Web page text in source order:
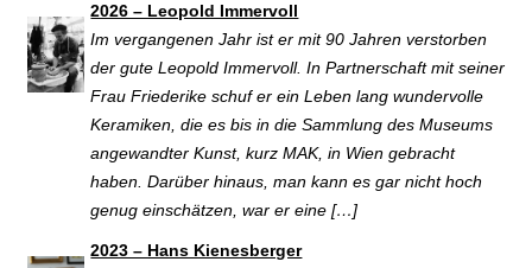
2026 – Leopold Immervoll
Im vergangenen Jahr ist er mit 90 Jahren verstorben
der gute Leopold Immervoll. In Partnerschaft mit seiner
Frau Friederike schuf er ein Leben lang wundervolle
Keramiken, die es bis in die Sammlung des Museums
angewandter Kunst, kurz MAK, in Wien gebracht
haben. Darüber hinaus, man kann es gar nicht hoch
genug einschätzen, war er eine […]
2023 – Hans Kienesberger